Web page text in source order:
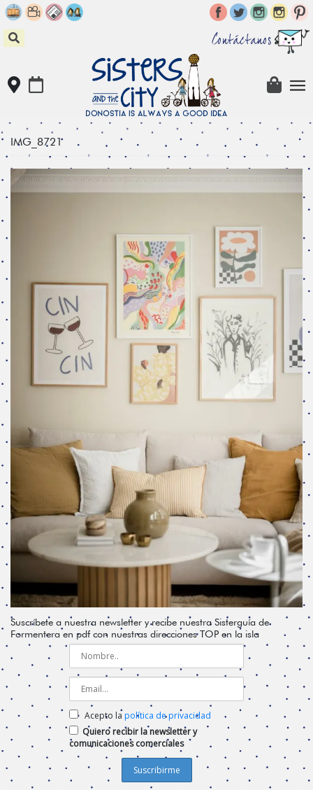
Skip
to
content
Contáctanos
IMG_8721
Suscríbete a nuestra newsletter y recibe nuestra Sisterguía de
Formentera en pdf con nuestras direcciones TOP en la isla
Acepto la política de privacidad
Quiero recibir la newsletter y
comunicaciones comerciales